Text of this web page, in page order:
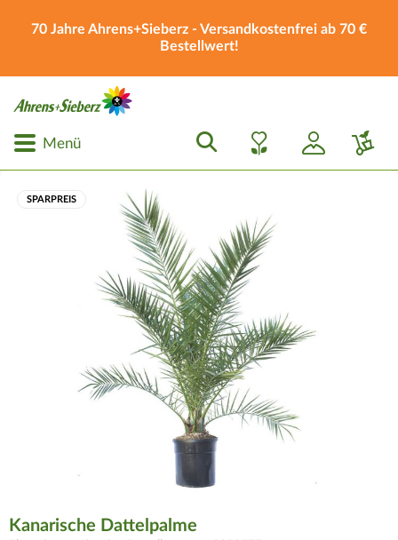
70 Jahre Ahrens+Sieberz - Versandkostenfrei ab 70 €
Bestellwert!
Menü
SPARPREIS
Kanarische Dattelpalme